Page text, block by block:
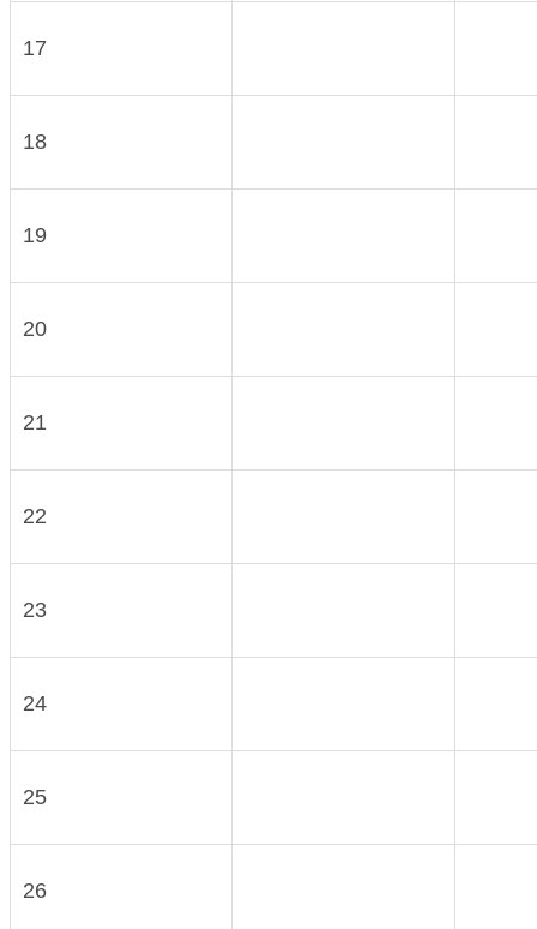
17
18
19
20
21
22
23
24
25
26